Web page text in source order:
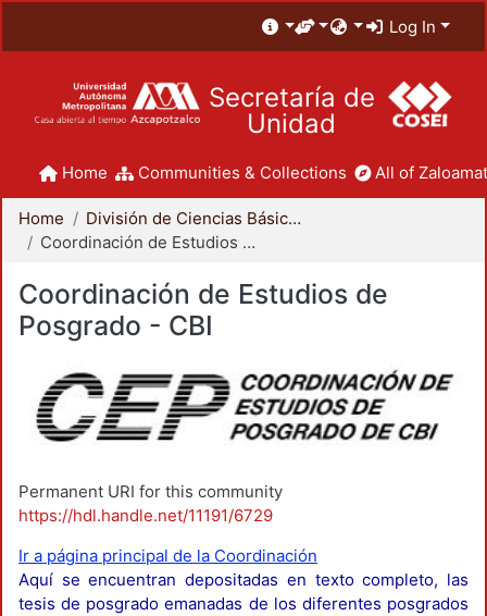
Log In
Secretaría de
Unidad
Home Communities & Collections All of
Home
División de Ciencias Básicas e Ingeniería
Coordinación de Estudios de Posgrado - CBI
Coordinación de Estudios de
Posgrado - CBI
Permanent URI for this community
https://hdl.handle.net/11191/6729
Ir a página principal de la Coordinación
Aquí se encuentran depositadas en texto completo, las
tesis de posgrado emanadas de los diferentes posgrados